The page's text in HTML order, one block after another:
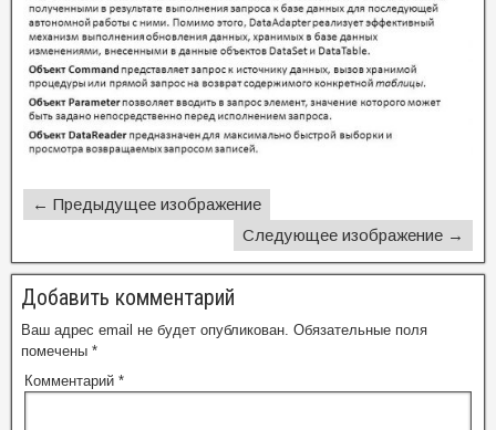
← Предыдущее изображение
Следующее изображение →
Добавить комментарий
Ваш адрес email не будет опубликован. Обязательные поля
помечены *
Комментарий *